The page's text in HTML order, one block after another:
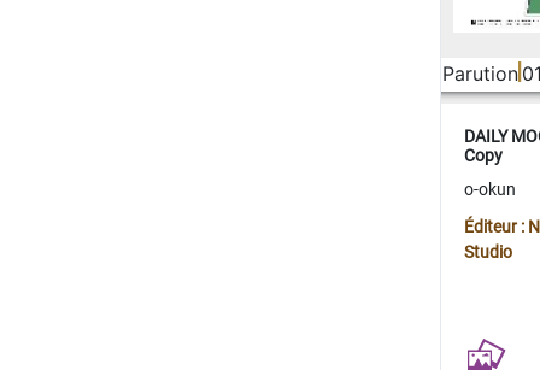
Parution
DAILY
Copy
o-okun
Éditeur :
Studio